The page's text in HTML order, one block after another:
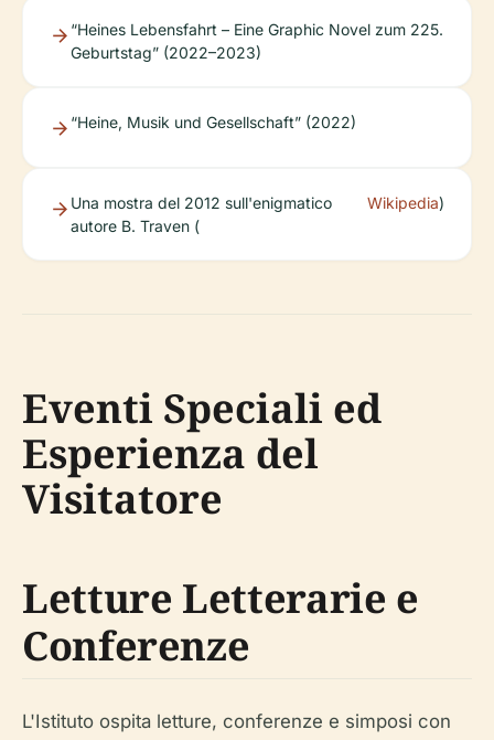
“Heines Lebensfahrt – Eine Graphic Novel zum 225.
Geburtstag” (2022–2023)
“Heine, Musik und Gesellschaft” (2022)
Una mostra del 2012 sull'enigmatico
autore B. Traven (
Wikipedia)
Eventi Speciali ed
Esperienza del
Visitatore
Letture Letterarie e
Conferenze
L'Istituto ospita letture, conferenze e simposi con